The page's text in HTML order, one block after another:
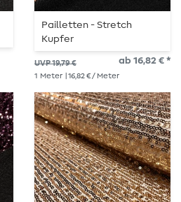
Pailletten - Stretch
Kupfer
UVP 19,79 € ab 16,82 € *
1 Meter | 16,82 € / Meter